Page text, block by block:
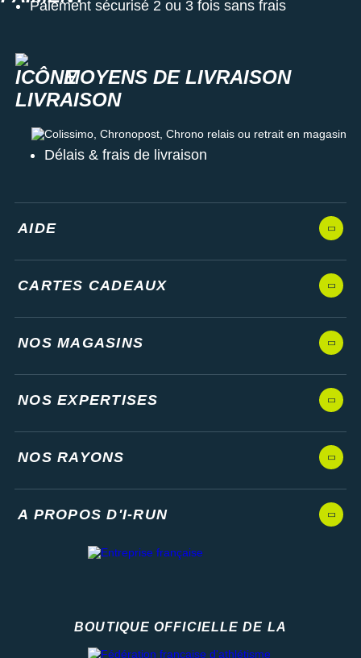
Paiement sécurisé 2 ou 3 fois sans frais
MOYENS DE LIVRAISON
Colissimo, Chronopost, Chrono relais ou retrait en magasin
Délais & frais de livraison
AIDE
CARTES CADEAUX
NOS MAGASINS
NOS EXPERTISES
NOS RAYONS
A PROPOS D'I-RUN
BOUTIQUE OFFICIELLE DE LA